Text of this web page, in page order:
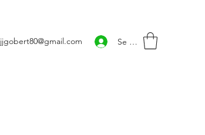
jjgobert80@gmail.com Se connecter